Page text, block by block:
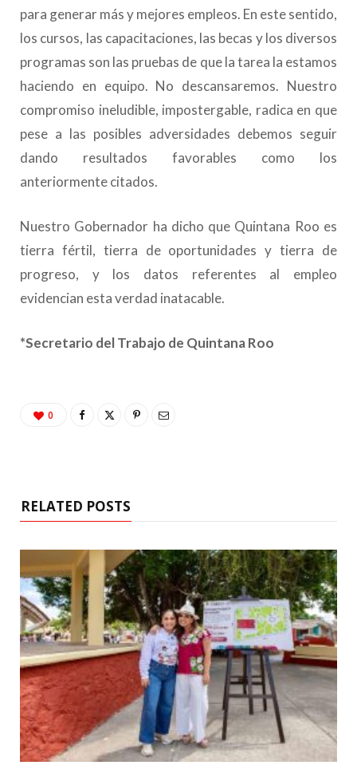
para generar más y mejores empleos. En este sentido,
los cursos, las capacitaciones, las becas y los diversos
programas son las pruebas de que la tarea la estamos
haciendo en equipo. No descansaremos. Nuestro
compromiso ineludible, impostergable, radica en que
pese a las posibles adversidades debemos seguir
dando resultados favorables como los
anteriormente citados.
Nuestro Gobernador ha dicho que Quintana Roo es
tierra fértil, tierra de oportunidades y tierra de
progreso, y los datos referentes al empleo
evidencian esta verdad inatacable.
*Secretario del Trabajo de Quintana Roo
0
RELATED POSTS